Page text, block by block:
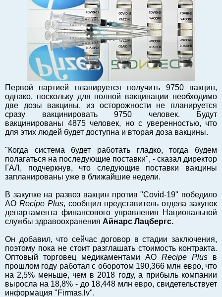
Транспорт
Энергетика
Недвижимость
Финансы
Технологии
Рынки и компании
Балтийский экспорт
Туризм
Советы юриста
ЕС - Балтия
Балтия - СНГ
Люди дела
Право
Круглый стол
Образование и наука
Экономическая история
Прямая речь
Форумы
Книга
Архив
Сергей Тюленев: студия
Первой партией планируется получить 9750 вакцин,
однако, поскольку для полной вакцинации необходимо
две дозы вакцины, из осторожности не планируется
сразу вакцинировать 9750 человек. Будут
вакцинированы 4875 человек, но с уверенностью, что
для этих людей будет доступна и вторая доза вакцины.
"Когда система будет работать гладко, тогда будем
полагаться на последующие поставки", - сказал директор
ГАЛ, подчеркнув, что следующие поставки вакцины
запланированы уже в ближайшие недели.
В закупке на развоз вакцин против "Covid-19" победило
АО Recipe Plus, сообщил представитель отдела закупок
департамента финансового управления Национальной
службы здравоохранения Айнарс Лацбергс.
Он добавил, что сейчас договор в стадии заключения,
поэтому пока не стоит разглашать стоимость контракта.
Оптовый торговец медикаментами АО Recipe Plus в
прошлом году работал с оборотом 190,366 млн евро, что
на 2,5% меньше, чем в 2018 году, а прибыль компании
выросла на 18,8% - до 18,448 млн евро, свидетельствует
информация "Firmas.lv".